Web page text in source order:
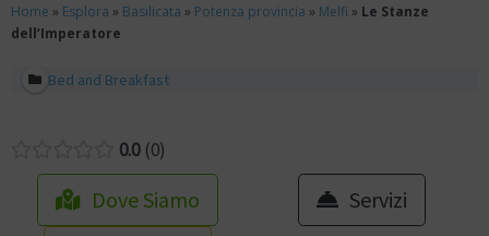
Home » Esplora » Basilicata » Potenza provincia » Melfi » Le Stanze
dell’Imperatore
Bed and Breakfast
0.0 0
Dove Siamo
Servizi